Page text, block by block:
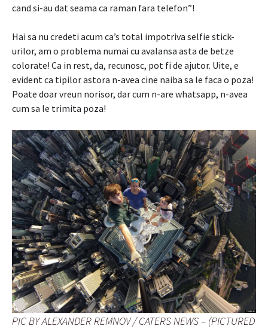
cand si-au dat seama ca raman fara telefon”!
Hai sa nu credeti acum ca’s total impotriva selfie stick-
urilor, am o problema numai cu avalansa asta de betze
colorate! Ca in rest, da, recunosc, pot fi de ajutor. Uite, e
evident ca tipilor astora n-avea cine naiba sa le faca o poza!
Poate doar vreun norisor, dar cum n-are whatsapp, n-avea
cum sa le trimita poza!
PIC BY ALEXANDER REMNOV / CATERS NEWS – (PICTURED